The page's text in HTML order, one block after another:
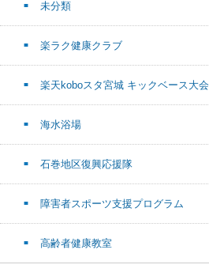
未分類
楽ラク健康クラブ
楽天koboスタ宮城 キックベース大会
海水浴場
石巻地区復興応援隊
障害者スポーツ支援プログラム
高齢者健康教室